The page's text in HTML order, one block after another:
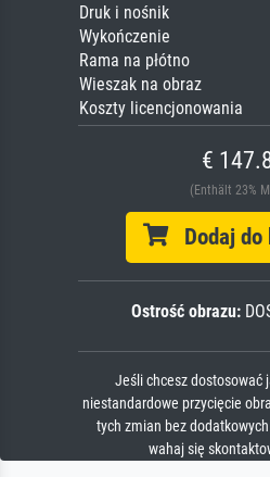
Druk i nośnik
Wykończenie
Rama na płótno
Wieszak na obraz
Koszty licencjonowania
€
(Enthält 23%
Dodaj do
Ostrość obrazu:
Jeśli chcesz dostosować
niestandardowe przycięcie
tych zmian bez
wahaj się